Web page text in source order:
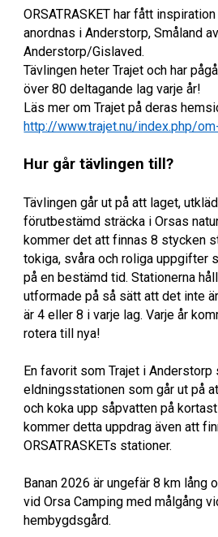
ORSATRASKET har fått
anordnas i Anderstorp, Småland
Anderstorp/Gislaved.
Tävlingen heter Trajet och har
över 80 deltagande lag varje år!
Läs mer om Trajet på deras
http://www.trajet.nu/index.php/
Hur går tävlingen till?
Tävlingen går ut på att laget,
förutbestämd sträcka i Orsas
kommer det att finnas 8 stycken
tokiga, svåra och roliga uppgifter
på en bestämd tid. Stationerna
utformade på så sätt att det inte
är 4 eller 8 i varje lag. Varje år
rotera till nya!
En favorit som Trajet i Anderstorp
eldningsstationen som går ut på
och koka upp såpvatten på
kommer detta uppdrag även att
ORSATRASKETs stationer.
Banan 2026 är ungefär 8 km lång
vid Orsa Camping med målgång
hembygdsgård.